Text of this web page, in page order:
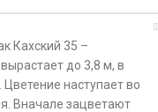
Кахский 35 –
до 3,8 м, в
наступает во
Вначале зацветают